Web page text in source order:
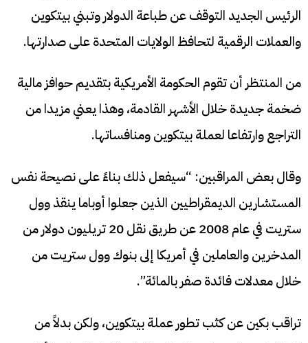
الرئيس الجديد التوقف عن طباعة الدولار وتبني بيتكوين
والعملات الرقمية لتحافظ الولايات المتحدة على صدارتها.
من المنتظر أن تقوم الحكومة الأمريكية بتقديم حوافز مالية
ضخمة جديدة خلال الأشهر القادمة، وهذا يعني مزيدا من
التراجع وارتفاعا لعملة بيتكوين ومنافساتها.
وقال بعض المراقبين: “سيفعل ذلك بناءً على نصيحة نفس
المستشارين الديمقراطيين الذين جعلوا أوباما ينقذ وول
ستريت في عام 2008 عن طريق نقل 20 تريليون دولار من
المدخرين والعاملين في أمريكا إلى بنوك وول ستريت من
خلال معدلات فائدة صفر بالمائة”.
تراقب بكين عن كثب تطور عملة بيتكوين، ولكن بدلاً من